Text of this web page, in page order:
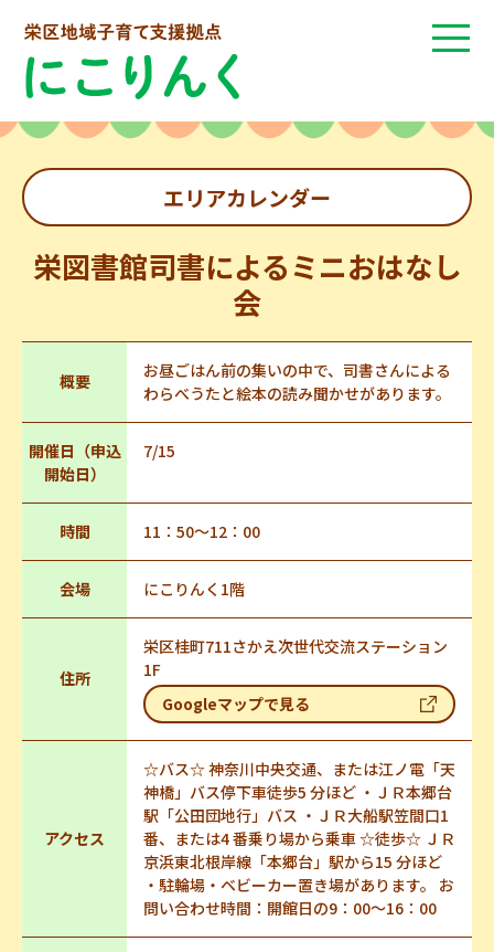
エリアカレンダー
栄図書館司書によるミニおはなし
会
概要
お昼ごはん前の集いの中で、司書さんによる
わらべうたと絵本の読み聞かせがあります。
開催日（申込
開始日）
7/15
時間 11：50～12：00
会場 にこりんく1階
住所
栄区桂町711さかえ次世代交流ステーション
1F
Googleマップで見る
アクセス
☆バス☆ 神奈川中央交通、または江ノ電「天
神橋」バス停下車徒歩5 分ほど ・ＪＲ本郷台
駅「公田団地行」バス ・ＪＲ大船駅笠間口1
番、または4 番乗り場から乗車 ☆徒歩☆ ＪＲ
京浜東北根岸線「本郷台」駅から15 分ほど
・駐輪場・ベビーカー置き場があります。 お
問い合わせ時間：開館日の9：00～16：00